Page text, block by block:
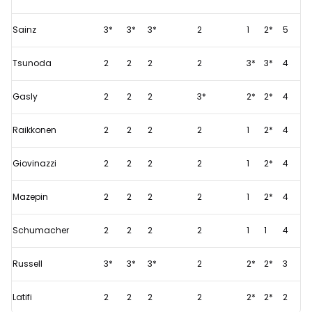
Sainz 3* 3* 3* 2 1 2* 5
Tsunoda 2 2 2 2 3* 3* 4
Gasly 2 2 2 3* 2* 2* 4
Raikkonen 2 2 2 2 1 2* 4
Giovinazzi 2 2 2 2 1 2* 4
Mazepin 2 2 2 2 1 2* 4
Schumacher 2 2 2 2 1 1 4
Russell 3* 3* 3* 2 2* 2* 3
Latifi 2 2 2 2 2* 2* 2